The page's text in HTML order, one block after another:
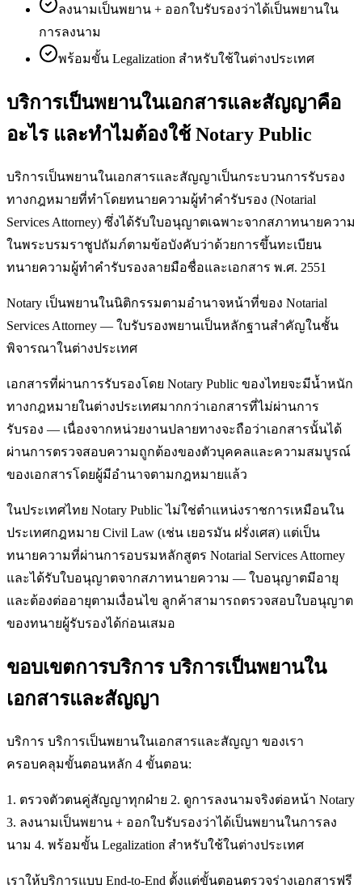
ลงนามเป็นพยาน + ออกใบรับรองว่าได้เป็นพยานใน
การลงนาม
พร้อมขั้น Legalization สำหรับใช้ในต่างประเทศ
บริการเป็นพยานในเอกสารและสัญญาคือ
อะไร และทำไมต้องใช้ Notary Public
บริการเป็นพยานในเอกสารและสัญญาเป็นกระบวนการรับรอง
ทางกฎหมายที่ทำโดยทนายความผู้ทำคำรับรอง (Notarial
Services Attorney) ซึ่งได้รับใบอนุญาตเฉพาะจากสภาทนายความ
ในพระบรมราชูปถัมภ์ตามข้อบังคับว่าด้วยการขึ้นทะเบียน
ทนายความผู้ทำคำรับรองลายมือชื่อและเอกสาร พ.ศ. 2551
Notary เป็นพยานในนิติกรรมตามอำนาจหน้าที่ของ Notarial
Services Attorney — ใบรับรองพยานเป็นหลักฐานสำคัญในชั้น
พิจารณาในต่างประเทศ
เอกสารที่ผ่านการรับรองโดย Notary Public ของไทยจะมีน้ำหนัก
ทางกฎหมายในต่างประเทศมากกว่าเอกสารที่ไม่ผ่านการ
รับรอง — เนื่องจากหน่วยงานปลายทางจะถือว่าเอกสารนั้นได้
ผ่านการตรวจสอบความถูกต้องของตัวบุคคลและความสมบูรณ์
ของเอกสารโดยผู้มีอำนาจตามกฎหมายแล้ว
ในประเทศไทย Notary Public ไม่ใช่ตำแหน่งราชการเหมือนใน
ประเทศกฎหมาย Civil Law (เช่น เยอรมัน ฝรั่งเศส) แต่เป็น
ทนายความที่ผ่านการอบรมหลักสูตร Notarial Services Attorney
และได้รับใบอนุญาตจากสภาทนายความ — ใบอนุญาตมีอายุ
และต้องต่ออายุตามเงื่อนไข ลูกค้าสามารถตรวจสอบใบอนุญาต
ของทนายผู้รับรองได้ก่อนเสมอ
ขอบเขตการบริการ บริการเป็นพยานใน
เอกสารและสัญญา
บริการ บริการเป็นพยานในเอกสารและสัญญา ของเรา
ครอบคลุมขั้นตอนหลัก 4 ขั้นตอน:
1. ตรวจตัวตนคู่สัญญาทุกฝ่าย 2. ดูการลงนามจริงต่อหน้า Notary
3. ลงนามเป็นพยาน + ออกใบรับรองว่าได้เป็นพยานในการลง
นาม 4. พร้อมขั้น Legalization สำหรับใช้ในต่างประเทศ
เราให้บริการแบบ End-to-End ตั้งแต่ขั้นตอนตรวจร่างเอกสารฟรี